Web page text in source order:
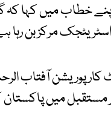
خطاب میں کہا کہ
مرکز بن رہا
کارپوریشن آفتاب
مستقبل میں پاکستان